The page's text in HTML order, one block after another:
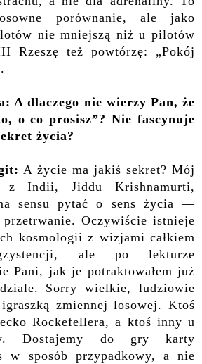
porównanie, ale jako
nie mniejszą niż u pilotów
Rzeszę też powtórzę: „Pokój
A dlaczego nie wierzy Pan, że
o co prosisz”? Nie fascynuje
życia?
A życie ma jakiś sekret? Mój
z Indii, Jiddu Krishnamurti,
sensu pytać o sens życia —
Oczywiście istnieje
kosmologii z wizjami całkiem
ale po lekturze
Pani, jak je potraktowałem już
Sorry wielkie, ludziowie
zmiennej losowej. Ktoś
Rockefellera, a ktoś inny u
Dostajemy do gry karty
w sposób przypadkowy, a nie